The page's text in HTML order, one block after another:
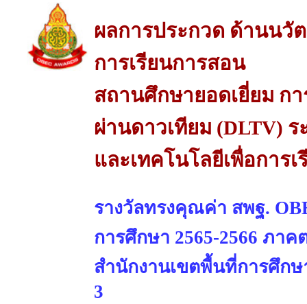
ผลการประกวด ด้านนวั
การเรียนการสอน
สถานศึกษายอดเยี่ยม ก
ผ่านดาวเทียม (DLTV)
และเทคโนโลยีเพื่อการ
รางวัลทรงคุณค่า สพฐ.
การศึกษา 2565-2566 ภาค
สำนักงานเขตพื้นที่การศึก
3